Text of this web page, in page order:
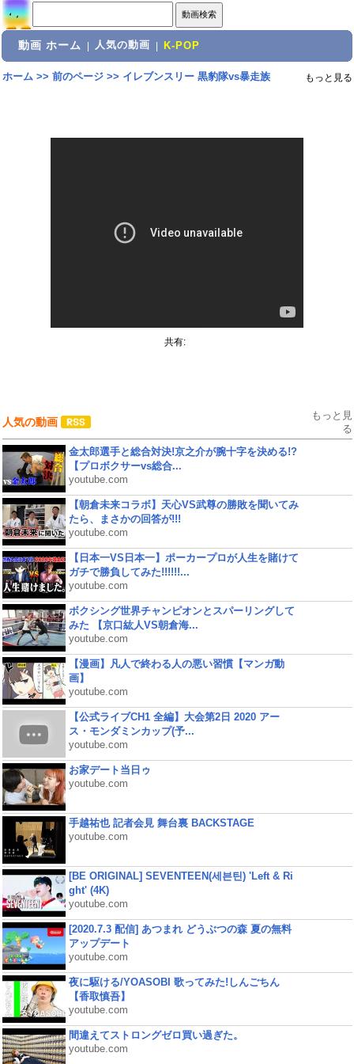
動画 ホーム 人気の動画 K-POP
ホーム>> 前のページ>> イレブンスリー 黒豹隊vs暴走族 もっと見る
共有:
人気の動画
もっと見
る
金太郎選手と総合対決!京之介が腕十字を決める!?
【プロボクサーvs総合...
youtube.com
【朝倉未来コラボ】天心VS武尊の勝敗を聞いてみ
たら、まさかの回答が!!!
youtube.com
【日本一VS日本一】ポーカープロが人生を賭けて
ガチで勝負してみた!!!!!!...
youtube.com
ボクシング世界チャンピオンとスパーリングして
みた 【京口紘人VS朝倉海...
youtube.com
【漫画】凡人で終わる人の悪い習慣【マンガ動
画】
youtube.com
【公式ライブCH1 全編】大会第2日 2020 アー
ス・モンダミンカップ(予...
youtube.com
お家デート当日ゥ
youtube.com
手越祐也 記者会見 舞台裏 BACKSTAGE
youtube.com
[BE ORIGINAL] SEVENTEEN(세븐틴) 'Left & Ri
ght' (4K)
youtube.com
[2020.7.3 配信] あつまれ どうぶつの森 夏の無料
アップデート
youtube.com
夜に駆ける/YOASOBI 歌ってみた!しんごちん
【香取慎吾】
youtube.com
間違えてストロングゼロ買い過ぎた。
youtube.com